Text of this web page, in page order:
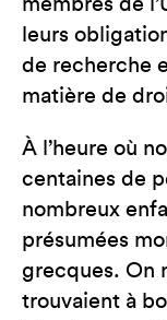
membres de
leurs
de recherche
matière de
À l’heure où
centaines de
nombreux
présumées
grecques. On
trouvaient à